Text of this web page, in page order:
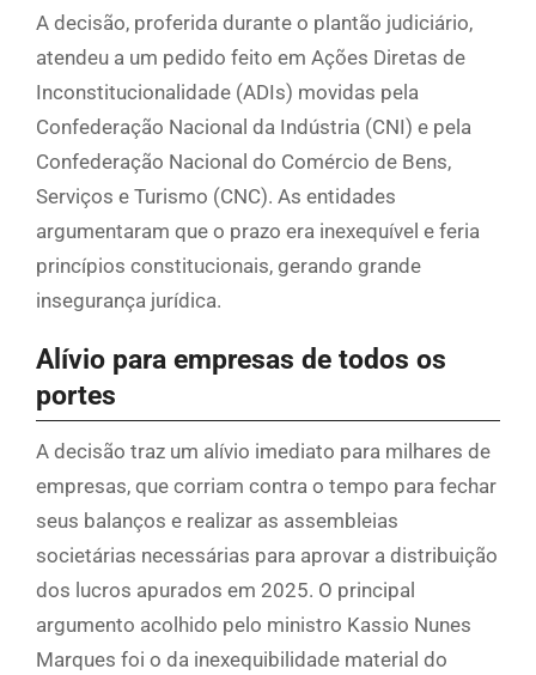
A decisão, proferida durante o plantão judiciário,
atendeu a um pedido feito em Ações Diretas de
Inconstitucionalidade (ADIs) movidas pela
Confederação Nacional da Indústria (CNI) e pela
Confederação Nacional do Comércio de Bens,
Serviços e Turismo (CNC). As entidades
argumentaram que o prazo era inexequível e feria
princípios constitucionais, gerando grande
insegurança jurídica.
Alívio para empresas de todos os
portes
A decisão traz um alívio imediato para milhares de
empresas, que corriam contra o tempo para fechar
seus balanços e realizar as assembleias
societárias necessárias para aprovar a distribuição
dos lucros apurados em 2025. O principal
argumento acolhido pelo ministro Kassio Nunes
Marques foi o da inexequibilidade material do